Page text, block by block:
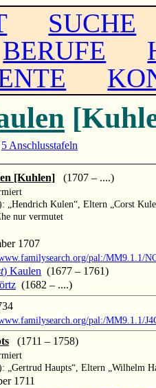
SUCHE
BERUFE
5 Anschlusstafeln
[Kuhlen] (1707 – ....)
„Hendrich Kulen“, Eltern „Corst
nur vermutet
1707
pal:/MM9.1.1/
) Kaulen (1677 – 1761)
(1682 – ....)
pal:/MM9.1.1/
(1711 – 1758)
„Gertrud Haupts“, Eltern „Wilhelm
1711